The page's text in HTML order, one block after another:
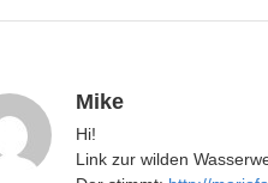
Mike
Hi!
Link zur wilden